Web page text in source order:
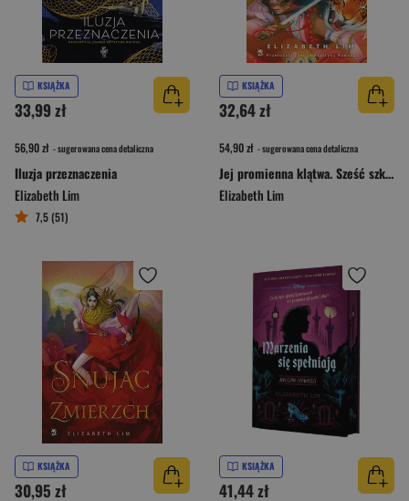
KSIĄŻKA
33,99 zł
56,90 zł - sugerowana cena detaliczna
Iluzja przeznaczenia
Elizabeth Lim
7,5 (51)
KSIĄŻKA
32,64 zł
54,90 zł - sugerowana cena detaliczna
Jej promienna klątwa. Sześć szkarłatnych żurawi. Tom 2
Elizabeth Lim
KSIĄŻKA
30,95 zł
KSIĄŻKA
41,44 zł